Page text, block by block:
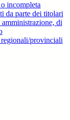
incompleta
da parte dei titolari
di
provinciali